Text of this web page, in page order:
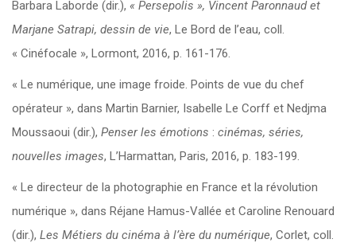
Barbara Laborde (dir.), « Persepolis », Vincent Paronnaud et
Marjane Satrapi, dessin de vie, Le Bord de l’eau, coll.
« Cinéfocale », Lormont, 2016, p. 161-176.
« Le numérique, une image froide. Points de vue du chef
opérateur », dans Martin Barnier, Isabelle Le Corff et Nedjma
Moussaoui (dir.), Penser les émotions : cinémas, séries,
nouvelles images, L’Harmattan, Paris, 2016, p. 183-199.
« Le directeur de la photographie en France et la révolution
numérique », dans Réjane Hamus-Vallée et Caroline Renouard
(dir.), Les Métiers du cinéma à l’ère du numérique, Corlet, coll.